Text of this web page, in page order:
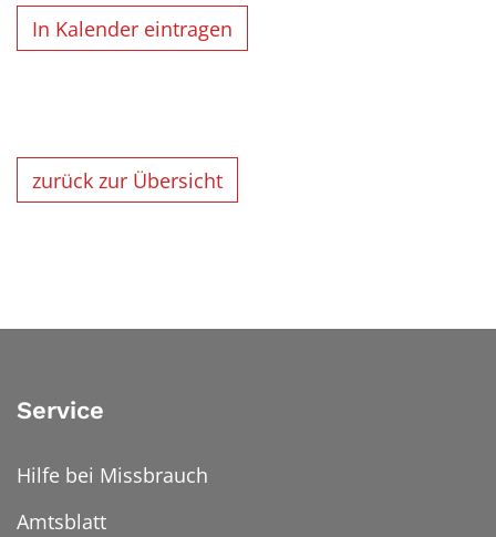
In Kalender eintragen
zurück zur Übersicht
Service
Hilfe bei Missbrauch
Amtsblatt